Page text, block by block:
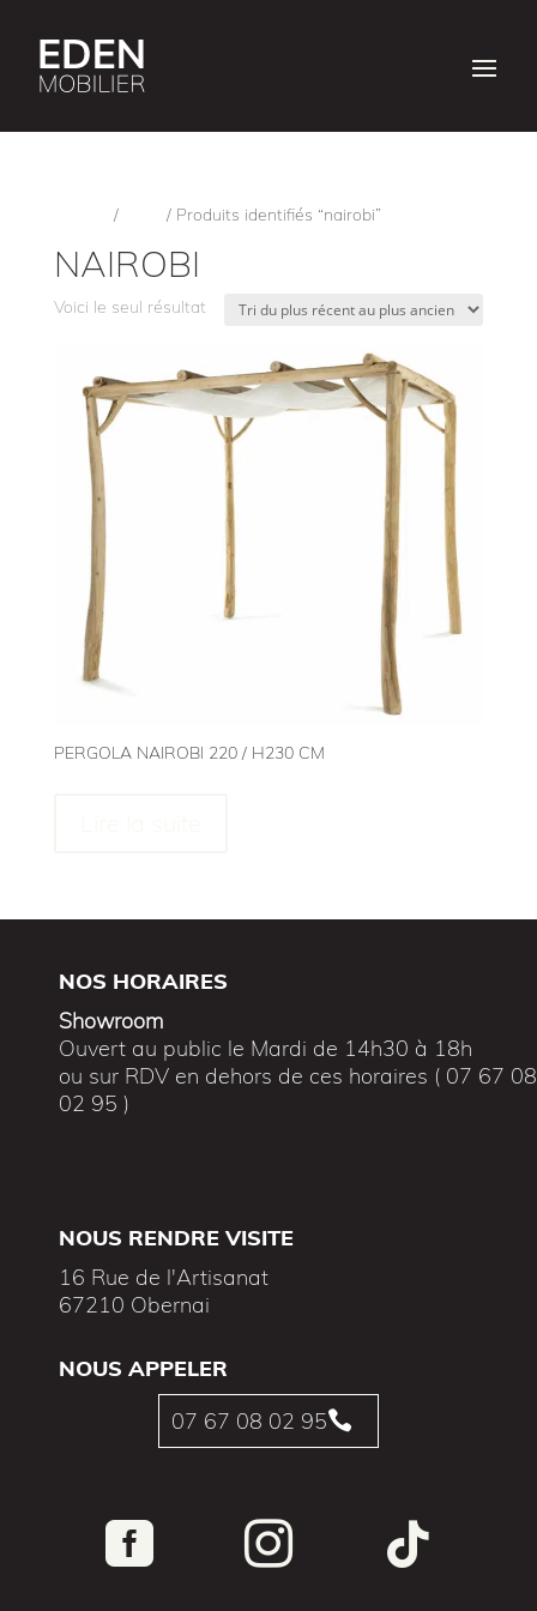
/ / Produits identifiés “nairobi”
NAIROBI
Voici le seul résultat
PERGOLA NAIROBI 220 / H230 CM
NOS HORAIRES
Showroom
Ouvert au public le Mardi de 14h30 à 18h
ou sur RDV en dehors de ces horaires ( 07 67 08
02 95 )
NOUS RENDRE VISITE
16 Rue de l'Artisanat
67210 Obernai
NOUS APPELER

07 67 08 02 95
  